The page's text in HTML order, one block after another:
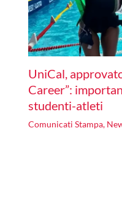
UniCal,
Career”:
studenti-atleti
Comunicati Stampa,